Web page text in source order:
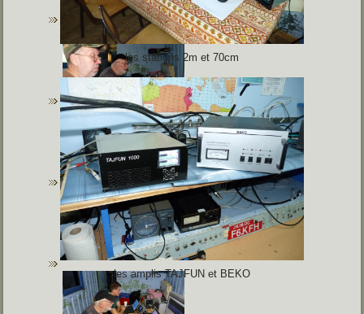
les stations 2m et 70cm
les amplis TAJFUN et BEKO